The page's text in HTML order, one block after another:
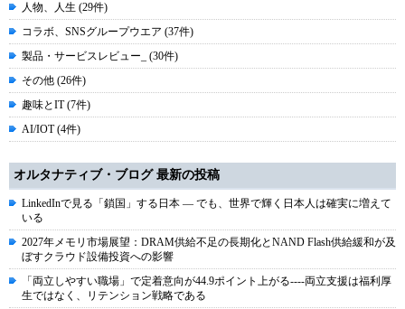
人物、人生 (29件)
コラボ、SNSグループウエア (37件)
製品・サービスレビュー_ (30件)
その他 (26件)
趣味とIT (7件)
AI/IOT (4件)
オルタナティブ・ブログ 最新の投稿
LinkedInで見る「鎖国」する日本 ― でも、世界で輝く日本人は確実に増えて
いる
2027年メモリ市場展望：DRAM供給不足の長期化とNAND Flash供給緩和が及
ぼすクラウド設備投資への影響
「両立しやすい職場」で定着意向が44.9ポイント上がる----両立支援は福利厚
生ではなく、リテンション戦略である